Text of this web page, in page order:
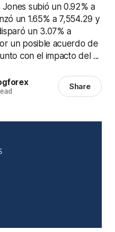
subió un 0.92% a
un 1.65% a 7,554.29 y
un 3.07% a
un posible acuerdo de
con el impacto del ...
Share